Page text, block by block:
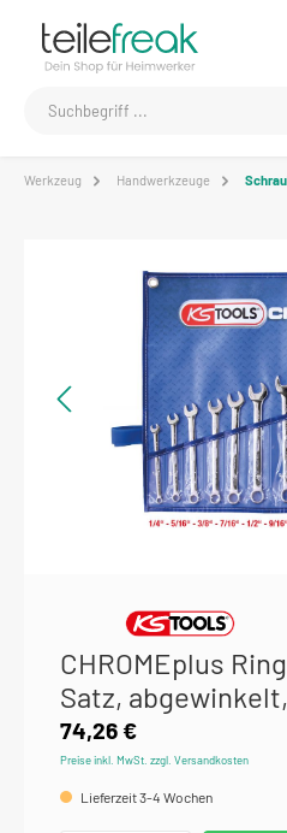
Werkzeug Handwerkzeuge
CHROMEplus
Satz,
74,26 €
Preise inkl. MwSt. zzgl. Versandkosten
Lieferzeit 3-4 Wochen